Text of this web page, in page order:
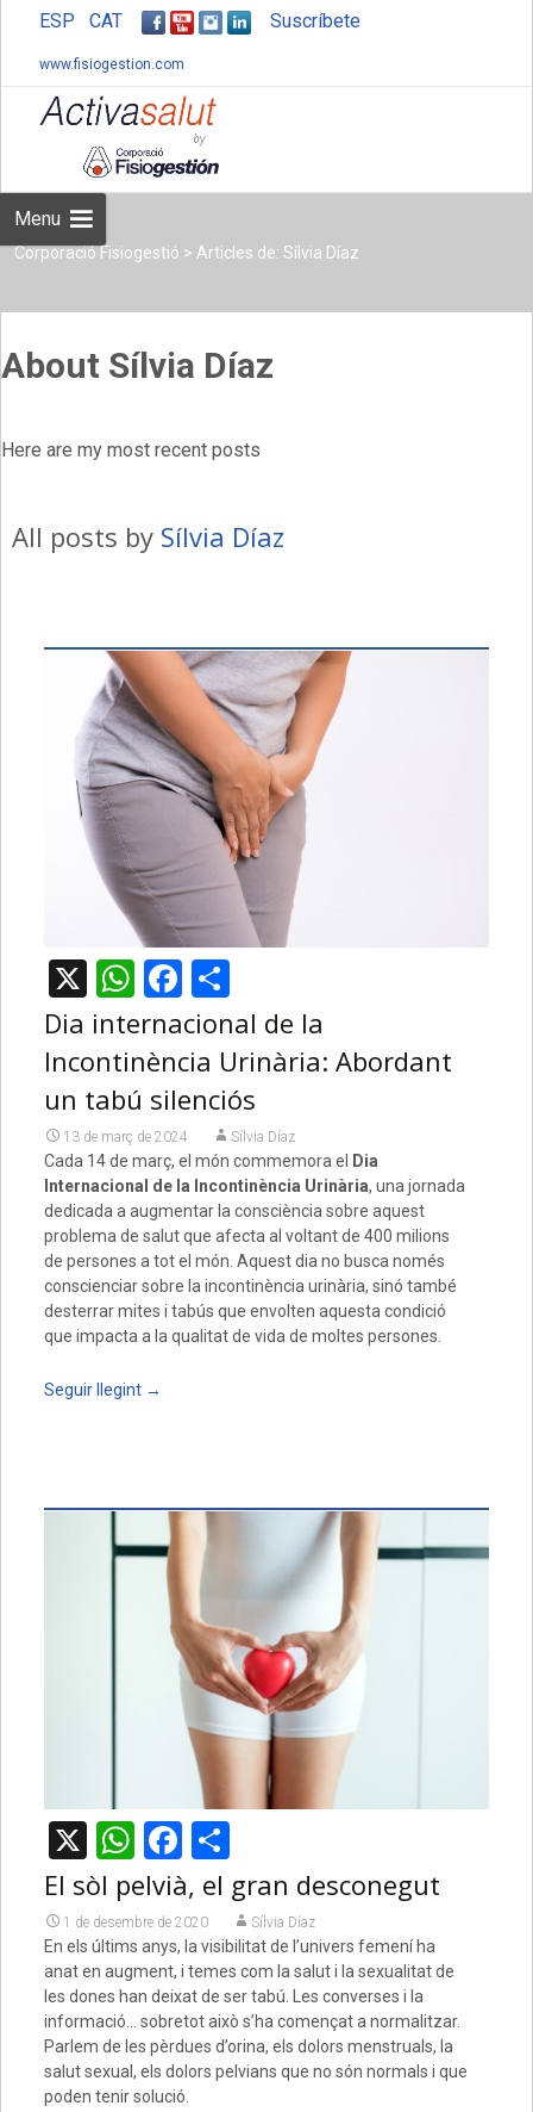
ESP CAT Suscríbete
www.fisiogestion.com
Menu
Corporació Fisiogestió > Articles de: Sílvia Díaz
About Sílvia Díaz
Here are my most recent posts
All posts by Sílvia Díaz
X WhatsApp
Facebook
Dia internacional de la
Incontinència Urinària: Abordant
un tabú silenciós
13 de març de 2024 Sílvia Díaz
Cada 14 de març, el món commemora el
Dia
Internacional de la Incontinència Urinària, una jornada
dedicada a augmentar la consciència sobre aquest
problema de salut que afecta al voltant de 400 milions
de persones a tot el món. Aquest dia no busca només
conscienciar sobre la incontinència urinària, sinó també
desterrar mites i tabús que envolten aquesta condició
que impacta a la qualitat de vida de moltes persones.
Seguir llegint →
X WhatsApp
Facebook
Comparteix
El sòl pelvià, el gran desconegut
1 de desembre de 2020 Sílvia Díaz
En els últims anys, la visibilitat de l’univers femení ha
anat en augment, i temes com la salut i la sexualitat de
les dones han deixat de ser tabú. Les converses i la
informació… sobretot això s’ha començat a normalitzar.
Parlem de les pèrdues d’orina, els dolors menstruals, la
salut sexual, els dolors pelvians que no són normals i que
poden tenir solució.